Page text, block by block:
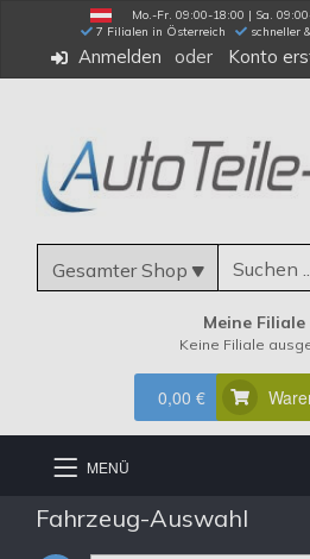
Mo.-Fr. 09:00-18:00 | Sa.
7 Filialen in Österreich
schneller
Anmelden Konto
Gesamter Shop
Meine Filiale
Keine Filiale
0,00 €
MENÜ
Fahrzeug-Auswahl